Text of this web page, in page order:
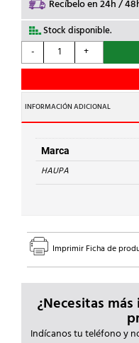
Recíbelo en 24h /
Stock disponible.
-
HAUPA
-
AUTOMATICO
205mm
cantidad
+
INFORMACIÓN ADICIONAL
Marca
HAUPA
Imprimir Ficha de
¿Necesitas
Indícanos tu teléfono y